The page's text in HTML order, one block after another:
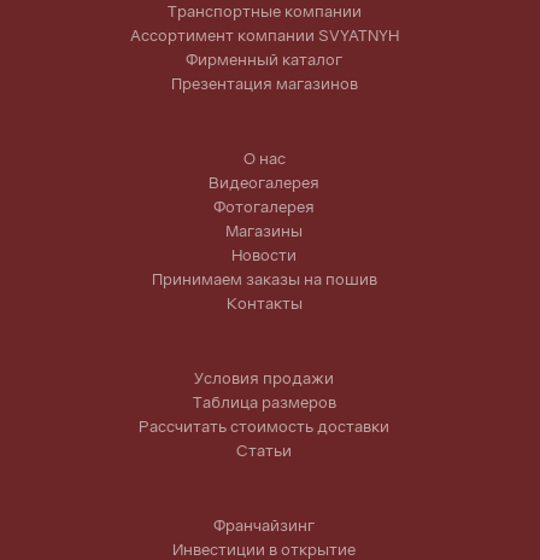
Транспортные компании
Ассортимент компании SVYATNYH
Фирменный каталог
Презентация магазинов
О нас
Видеогалерея
Фотогалерея
Магазины
Новости
Принимаем заказы на пошив
Контакты
Условия продажи
Таблица размеров
Рассчитать стоимость доставки
Статьи
Франчайзинг
Инвестиции в открытие